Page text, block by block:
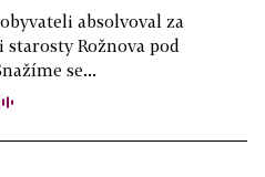
absolvoval za
Rožnova pod
se...